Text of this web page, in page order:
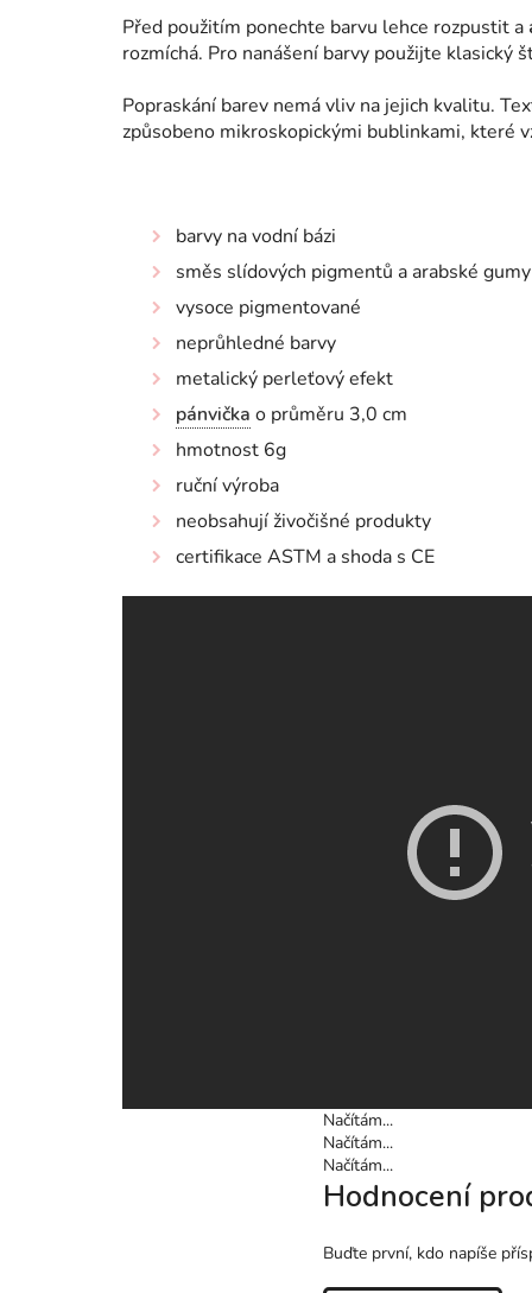
Před použitím ponechte barvu lehce rozpustit a
rozmíchá. Pro nanášení barvy použijte klasický
Popraskání barev nemá vliv na jejich kvalitu.
způsobeno mikroskopickými bublinkami, které
barvy na vodní bázi
směs slídových pigmentů a arabské gumy
vysoce pigmentované
neprůhledné barvy
metalický perleťový efekt
pánvička o průměru 3,0 cm
hmotnost 6g
ruční výroba
neobsahují živočišné produkty
certifikace ASTM a shoda s CE
Načítám...
Načítám...
Načítám...
Hodnocení
Buďte první, kdo napíše